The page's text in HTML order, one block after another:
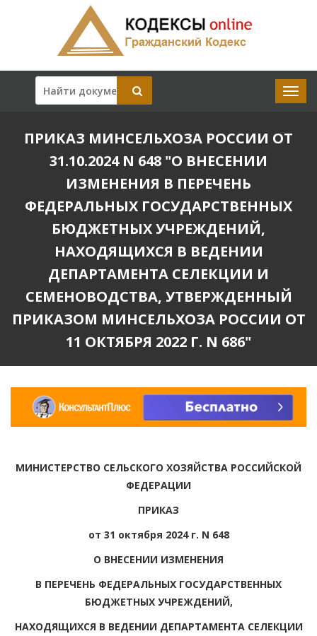
ПРИКАЗ МИНСЕЛЬХОЗА РОССИИ ОТ
31.10.2024 N 648 "О ВНЕСЕНИИ
ИЗМЕНЕНИЯ В ПЕРЕЧЕНЬ
ФЕДЕРАЛЬНЫХ ГОСУДАРСТВЕННЫХ
БЮДЖЕТНЫХ УЧРЕЖДЕНИЙ,
НАХОДЯЩИХСЯ В ВЕДЕНИИ
ДЕПАРТАМЕНТА СЕЛЕКЦИИ И
СЕМЕНОВОДСТВА, УТВЕРЖДЕННЫЙ
ПРИКАЗОМ МИНСЕЛЬХОЗА РОССИИ ОТ
11 ОКТЯБРЯ 2022 Г. N 686"
МИНИСТЕРСТВО СЕЛЬСКОГО ХОЗЯЙСТВА РОССИЙСКОЙ
ФЕДЕРАЦИИ
ПРИКАЗ
от 31 октября 2024 г. N 648
О ВНЕСЕНИИ ИЗМЕНЕНИЯ
В ПЕРЕЧЕНЬ ФЕДЕРАЛЬНЫХ ГОСУДАРСТВЕННЫХ
БЮДЖЕТНЫХ УЧРЕЖДЕНИЙ,
НАХОДЯЩИХСЯ В ВЕДЕНИИ ДЕПАРТАМЕНТА СЕЛЕКЦИИ